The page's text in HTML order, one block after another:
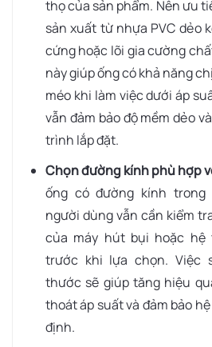
thọ của sản phẩm. Nên ưu
sản xuất từ nhựa PVC dẻo
cứng hoặc lõi gia cường
này giúp ống có khả năng
méo khi làm việc dưới áp
vẫn đảm bảo độ mềm dẻo
trình lắp đặt.
Chọn đường kính phù hợp
ống có đường kính trong
người dùng vẫn cần kiểm
của máy hút bụi hoặc hệ
trước khi lựa chọn. Việc
thước sẽ giúp tăng hiệu
thoát áp suất và đảm bảo
định.